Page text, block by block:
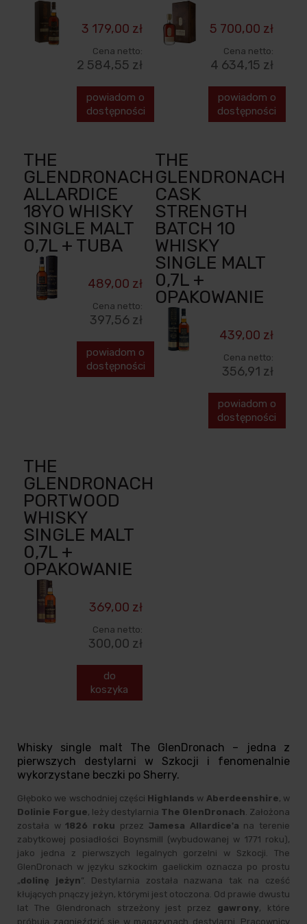
3 179,00 zł
Cena netto:
2 584,55 zł
powiadom o
dostępności
5 700,00 zł
Cena netto:
4 634,15 zł
powiadom o
dostępności
THE
GLENDRONACH
ALLARDICE
18YO WHISKY
SINGLE MALT
0,7L + TUBA
489,00 zł
Cena netto:
397,56 zł
powiadom o
dostępności
THE
GLENDRONACH
CASK
STRENGTH
BATCH 10
WHISKY
SINGLE MALT
0,7L +
OPAKOWANIE
439,00 zł
Cena netto:
356,91 zł
powiadom o
dostępności
THE
GLENDRONACH
PORTWOOD
WHISKY
SINGLE MALT
0,7L +
OPAKOWANIE
369,00 zł
Cena netto:
300,00 zł
do
koszyka
Whisky single malt The GlenDronach – jedna z
pierwszych destylarni w Szkocji i fenomenalnie
wykorzystane beczki po Sherry.
Głęboko we wschodniej części Highlands w Aberdeenshire, w
Dolinie Forgue, leży destylarnia The GlenDronach. Założona
została w1826 roku przez Jamesa Allardice'a na terenie
zabytkowej posiadłości Boynsmill (wybudowanej w 1771 roku),
jako jedna z pierwszych legalnych gorzelni w Szkocji. The
GlenDronach w języku szkockim gaelickim oznacza po prostu
„dolinę jeżyn”. Destylarnia została nazwana tak na cześć
kłujących pnączy jeżyn, którymi jest otoczona. Od prawie dwustu
lat The Glendronach strzeżony jest przez gawrony, które
próbują zagnieździć się w magazynach destylarni. Pracownicy